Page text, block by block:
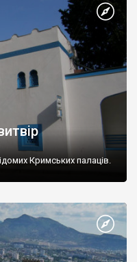
Кримських палаців.